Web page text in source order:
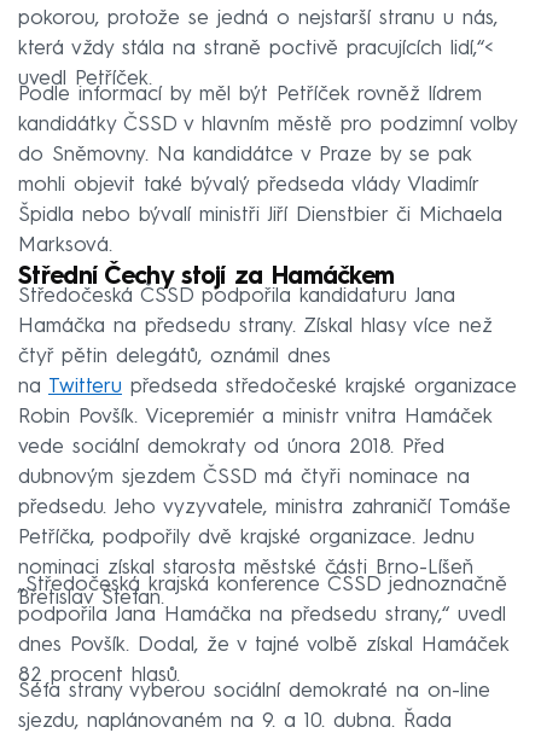
pokorou, protože se jedná o nejstarší stranu u nás,
která vždy stála na straně poctivě pracujících lidí,“<
uvedl Petříček.
Podle informací by měl být Petříček rovněž lídrem
kandidátky ČSSD v hlavním městě pro podzimní volby
do Sněmovny. Na kandidátce v Praze by se pak
mohli objevit také bývalý předseda vlády Vladimír
Špidla nebo bývalí ministři Jiří Dienstbier či Michaela
Marksová.
Střední Čechy stojí za Hamáčkem
Středočeská ČSSD podpořila kandidaturu Jana
Hamáčka na předsedu strany. Získal hlasy více než
čtyř pětin delegátů, oznámil dnes
na Twitteru předseda středočeské krajské organizace
Robin Povšík. Vicepremiér a ministr vnitra Hamáček
vede sociální demokraty od února 2018. Před
dubnovým sjezdem ČSSD má čtyři nominace na
předsedu. Jeho vyzyvatele, ministra zahraničí Tomáše
Petříčka, podpořily dvě krajské organizace. Jednu
nominaci získal starosta městské části Brno-Líšeň
Břetislav Štefan.
„Středočeská krajská konference ČSSD jednoznačně
podpořila Jana Hamáčka na předsedu strany,“ uvedl
dnes Povšík. Dodal, že v tajné volbě získal Hamáček
82 procent hlasů.
Šéfa strany vyberou sociální demokraté na on-line
sjezdu, naplánovaném na 9. a 10. dubna. Řada